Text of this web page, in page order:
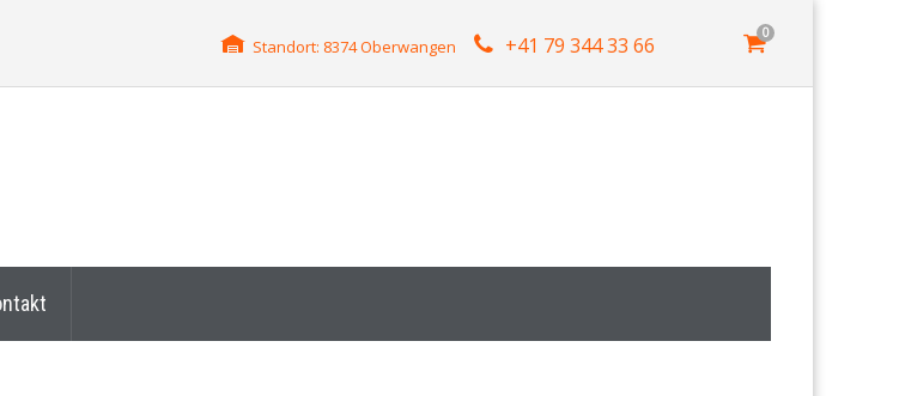
Standort: 8374 Oberwangen +41 79 344 33 66 0